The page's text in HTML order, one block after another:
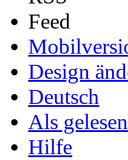
Design
Deutsch
Als
Hilfe